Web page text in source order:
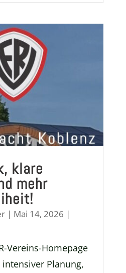
klare
mehr
| Mai 14, 2026 |
Vereins-Homepage
Planung,